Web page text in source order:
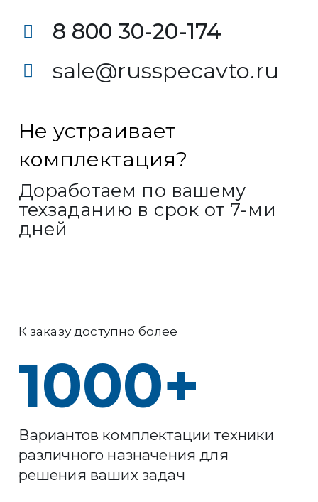
8 800 30-20-174
sale@russpecavto.ru
Не устраивает
комплектация?
Доработаем по вашему
техзаданию в срок от 7-ми
дней
К заказу доступно более
1000+
Вариантов комплектации техники
различного назначения для
решения ваших задач